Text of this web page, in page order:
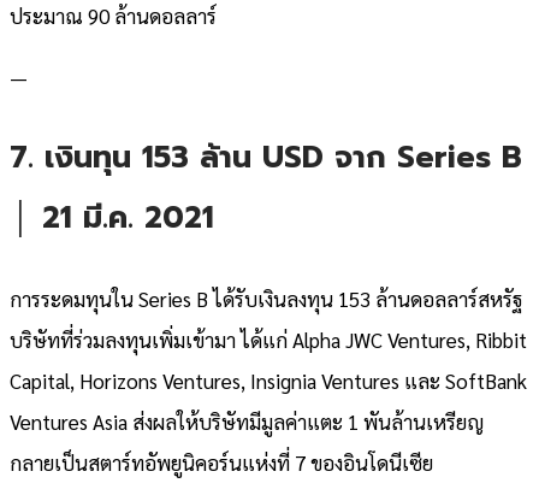
ประมาณ 90 ล้านดอลลาร์
—
7. เงินทุน 153 ล้าน USD จาก Series B
│ 21 มี.ค. 2021
การระดมทุนใน Series B ได้รับเงินลงทุน 153 ล้านดอลลาร์สหรัฐ
บริษัทที่ร่วมลงทุนเพิ่มเข้ามา ได้แก่ Alpha JWC Ventures, Ribbit
Capital, Horizons Ventures, Insignia Ventures และ SoftBank
Ventures Asia ส่งผลให้บริษัทมีมูลค่าแตะ 1 พันล้านเหรียญ
กลายเป็นสตาร์ทอัพยูนิคอร์นแห่งที่ 7 ของอินโดนีเซีย